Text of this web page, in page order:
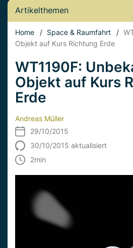
Artikelthemen
Home / Space & Raumfahrt /
Objekt auf Kurs Richtung Erde
WT1190F:
Objekt auf Kurs
Erde
Andreas Müller
29/10/2015
30/10/2015 aktualisiert
2min